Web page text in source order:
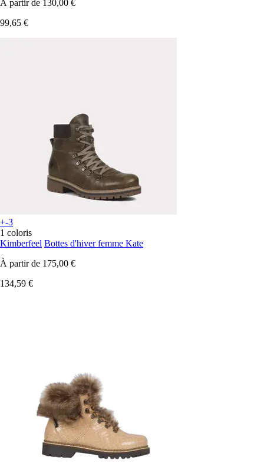
À partir de 130,00 €
99,65 €
+-3
1 coloris
Kimberfeel Bottes d'hiver femme Kate
À partir de 175,00 €
134,59 €